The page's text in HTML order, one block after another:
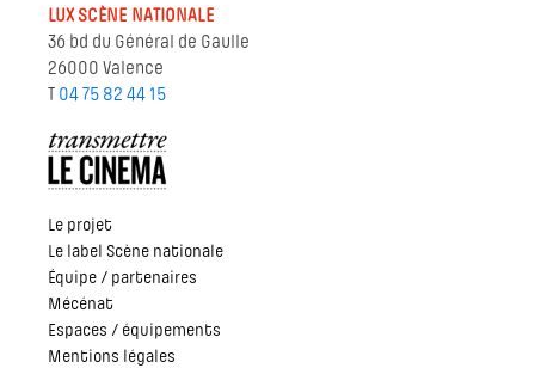
LUX SCÈNE NATIONALE
36 bd du Général de Gaulle
26000 Valence
T 04 75 82 44 15
Le projet
Le label Scène nationale
Équipe / partenaires
Mécénat
Espaces / équipements
Mentions légales